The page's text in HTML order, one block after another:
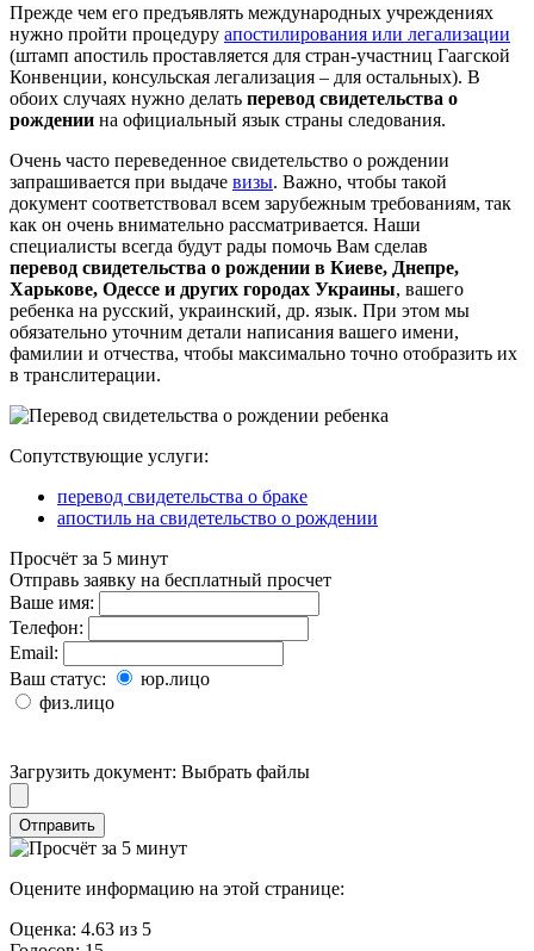
Прежде чем его предъявлять международных учреждениях
нужно пройти процедуру апостилирования или легализации
(штамп апостиль проставляется для стран-участниц Гаагской
Конвенции, консульская легализация – для остальных). В
обоих случаях нужно делать перевод свидетельства о
рождении на официальный язык страны следования.
Очень часто переведенное свидетельство о рождении
запрашивается при выдаче визы. Важно, чтобы такой
документ соответствовал всем зарубежным требованиям, так
как он очень внимательно рассматривается. Наши
специалисты всегда будут рады помочь Вам сделав
перевод свидетельства о рождении в Киеве, Днепре,
Харькове, Одессе и других городах Украины, вашего
ребенка на русский, украинский, др. язык. При этом мы
обязательно уточним детали написания вашего имени,
фамилии и отчества, чтобы максимально точно отобразить их
в транслитерации.
Сопутствующие услуги:
перевод свидетельства о браке
апостиль на свидетельство о рождении
Просчёт за 5 минут
Отправь заявку на бесплатный просчет
Ваше имя:
Телефон:
Email:
Ваш статус:
юр.лицо
физ.лицо
Загрузить документ: Выбрать файлы
Отправить
Оцените информацию на этой странице:
Оценка: 4.63 из 5